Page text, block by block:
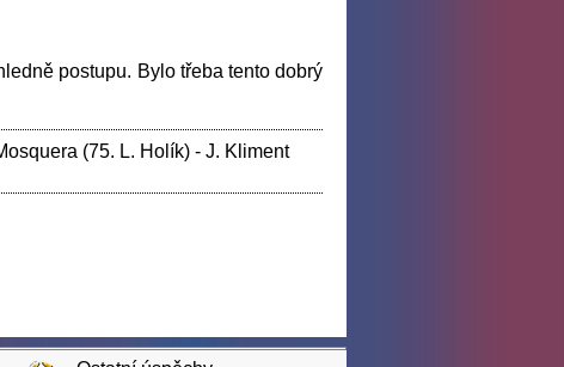
postupu. Bylo třeba tento dobrý
(75. L. Holík) - J. Kliment